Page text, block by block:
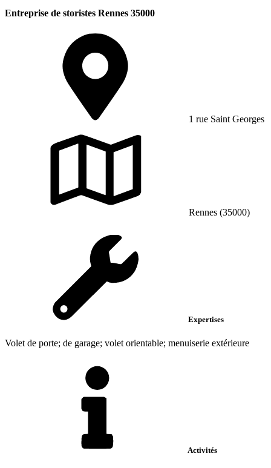
Entreprise de storistes Rennes 35000
1 rue Saint Georges
Rennes (35000)
Expertises
Volet de porte; de garage; volet orientable; menuiserie extérieure
Activités